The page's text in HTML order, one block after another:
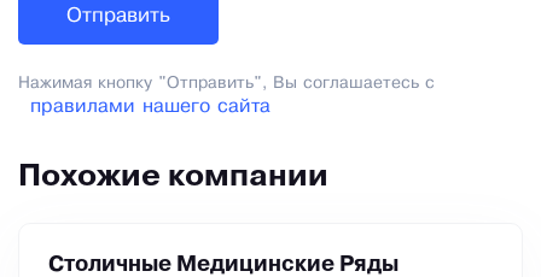
Нажимая кнопку "Отправить", Вы соглашаетесь с
правилами нашего сайта
Похожие компании
Столичные Медицинские Ряды